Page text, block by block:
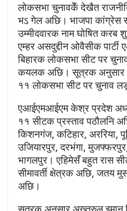
लोकसभा चुनावकेँ देखैत
भऽ गेल अछि। भाजपा
उम्मीदवारक नाम घोषित
एम्हर असदुद्दीन ओवैसीक
बिहारक लोकसभा सीट पर
कयलक अछि। सूत्रक अनुसार
११ लोकसभा सीट पर चुनाव
एआईएमआईएम केश्र प्रदेश
११ सीटक प्रस्ताव पठौलनि
किशनगंज, कटिहार, अररिया,
उजियारपुर, दरभंगा,
भागलपुर। एहिमेसँ बहुत रास
सीमावर्ती क्षेत्रक अछि, जतय
अछि।